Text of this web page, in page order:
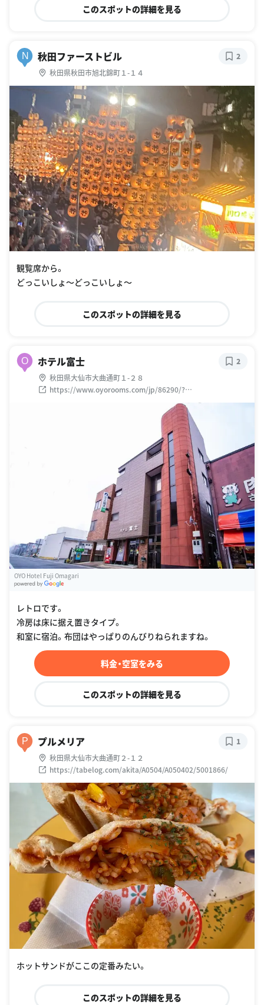
このスポットの詳細を見る
N 秋田ファーストビル
秋田県秋田市旭北錦町１-１４
2
観覧席から。
どっこいしょ〜どっこいしょ〜
このスポットの詳細を見る
O ホテル富士
秋田県大仙市大曲通町１-２８
https://www.oyorooms.com/jp/86290/?
utm_source=GMB_JP&utm_medium=Organic&utm_campa
ign=JP_AKT001&latitude=39.4641795494&longitude=140.
2
OYO Hotel Fuji Omagari
レトロです。
冷房は床に据え置きタイプ。
和室に宿泊。布団はやっぱりのんびりねられますね。
料金・空室をみる
このスポットの詳細を見る
P プルメリア
秋田県大仙市大曲通町２-１２
https://tabelog.com/akita/A0504/A050402/5001866/
1
ホットサンドがここの定番みたい。
このスポットの詳細を見る